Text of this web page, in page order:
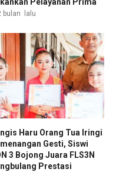
bulan lalu
Haru Orang Tua Iringi
Gesti, Siswi
3 Bojong Juara FLS3N
Prestasi